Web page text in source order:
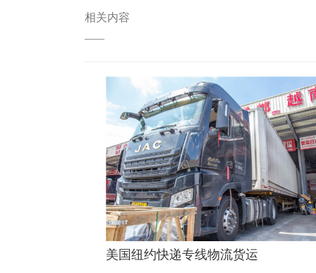
相关内容
——
美国纽约快递专线物流货运